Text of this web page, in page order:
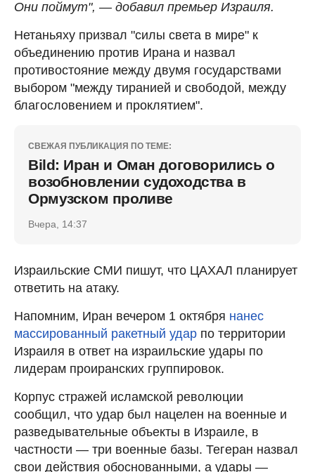
Они поймут", — добавил премьер Израиля.
Нетаньяху призвал "силы света в мире" к
объединению против Ирана и назвал
противостояние между двумя государствами
выбором "между тиранией и свободой, между
благословением и проклятием".
СВЕЖАЯ ПУБЛИКАЦИЯ ПО ТЕМЕ:
Bild: Иран и Оман договорились о
возобновлении судоходства в
Ормузском проливе
Вчера, 14:37
Израильские СМИ пишут, что ЦАХАЛ планирует
ответить на атаку.
Напомним, Иран вечером 1 октября нанес
массированный ракетный удар по территории
Израиля в ответ на израильские удары по
лидерам проиранских группировок.
Корпус стражей исламской революции
сообщил, что удар был нацелен на военные и
разведывательные объекты в Израиле, в
частности — три военные базы. Тегеран назвал
свои действия обоснованными, а удары —